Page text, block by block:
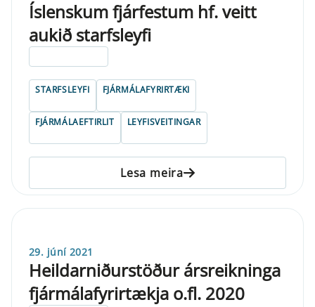
Íslenskum fjárfestum hf. veitt
aukið starfsleyfi
STARFSLEYFI FJÁRMÁLAFYRIRTÆKI
FJÁRMÁLAEFTIRLIT LEYFISVEITINGAR
Lesa meira
29. júní 2021
Heildarniðurstöður ársreikninga
fjármálafyrirtækja o.fl. 2020